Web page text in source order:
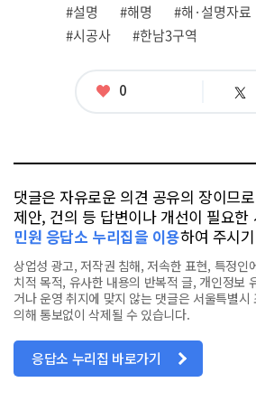
태
그
#설명
#해명 #해·설명자료
#시공사
#한남3구역
좋
0 트
댓글은 자유로운 의견 공유의 장이므
제안, 건의 등 답변이나 개선이 필요한
민원 응답소 누리집을 이용하여 주시
상업성 광고, 저작권 침해, 저속한 표현, 특정인
치적 목적, 유사한 내용의 반복적 글, 개인정보
거나 운영 취지에 맞지 않는 댓글은 서울특별시
의해 통보없이 삭제될 수 있습니다.
응답소 누리집 바로가기